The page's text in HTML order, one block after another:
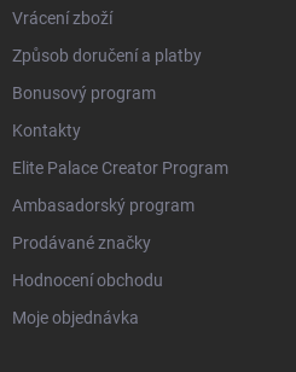
Vrácení zboží
Způsob doručení a platby
Bonusový program
Kontakty
Elite Palace Creator Program
Ambasadorský program
Prodávané značky
Hodnocení obchodu
Moje objednávka